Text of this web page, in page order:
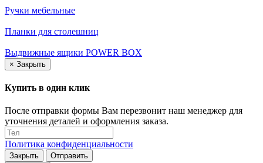
Ручки мебельные
Планки для столешниц
Выдвижные ящики POWER BOX
× Закрыть
Купить в один клик
После отправки формы Вам перезвонит наш менеджер для
уточнения деталей и оформления заказа.
Политика конфиденциальности
Закрыть
Отправить